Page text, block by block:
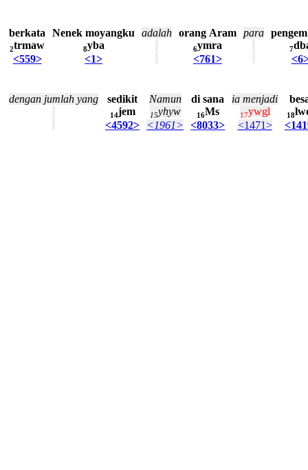
berkata
2trmaw
<559>
Nenek moyangku
8yba
<1>
adalah orang Aram
6ymra
<761>
para
7
dengan jumlah yang sedikit
14jem
<4592>
Namun
15yhyw
<1961>
di sana
16Ms
<8033>
ia menjadi
17ywgl
<1471>
18